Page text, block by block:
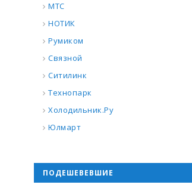
МТС
НОТИК
Румиком
Связной
Ситилинк
Технопарк
Холодильник.Ру
Юлмарт
ПОДЕШЕВЕВШИЕ